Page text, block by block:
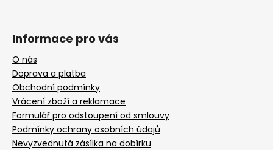
Informace pro vás
O nás
Doprava a platba
Obchodní podmínky
Vrácení zboží a reklamace
Formulář pro odstoupení od smlouvy
Podmínky ochrany osobních údajů
Nevyzvednutá zásílka na dobírku